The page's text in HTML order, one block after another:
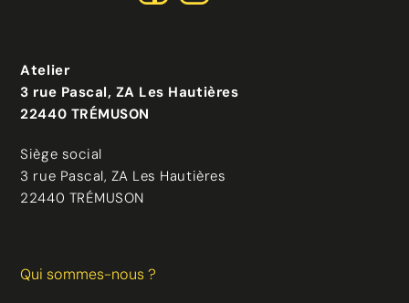
Atelier
3 rue Pascal, ZA Les Hautières
22440 TRÉMUSON
Siège social
3 rue Pascal, ZA Les Hautières
22440 TRÉMUSON
Qui sommes-nous ?